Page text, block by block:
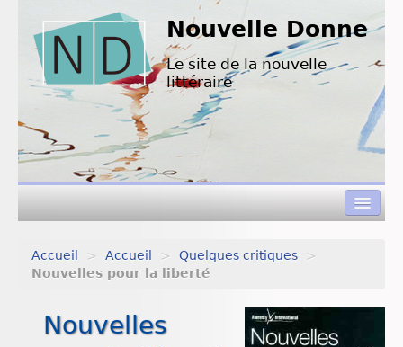
Nouvelle Donne
Le site de la nouvelle
littéraire
Concours de nouvelles
Accueil > Accueil > Quelques critiques
>
Nouvelles pour la liberté
Nouvelles